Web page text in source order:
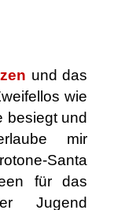
und das
wie
besiegt und
mir
Santa
für das
Jugend